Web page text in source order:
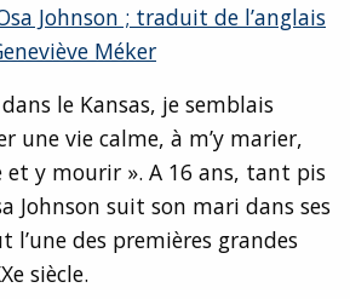
Johnson ; traduit de l’anglais
Méker
le Kansas, je semblais
une vie calme, à m’y marier,
et y mourir ». A 16 ans, tant pis
Johnson suit son mari dans ses
des premières grandes
siècle.